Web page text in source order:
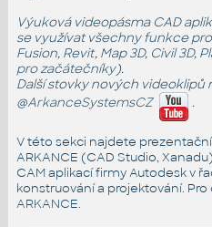
Výuková videopásma CAD
se využívat všechny funkce
Fusion, Revit, Map 3D, Civil 3D,
pro začátečníky).
Další stovky nových videoklipů
@ArkanceSystemsCZ
.
V této sekci najdete
ARKANCE (CAD Studio,
CAM aplikací firmy Autodesk v
konstruování a projektování.
ARKANCE.